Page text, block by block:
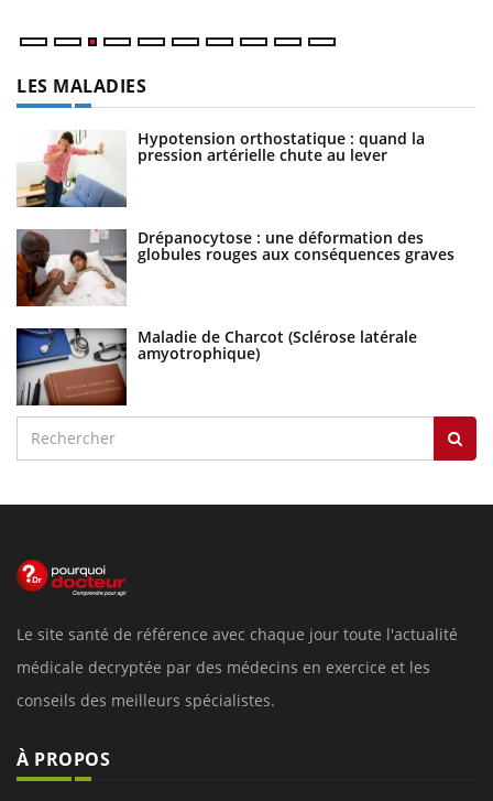
LES MALADIES
Hypotension orthostatique : quand la
pression artérielle chute au lever
Drépanocytose : une déformation des
globules rouges aux conséquences graves
Maladie de Charcot (Sclérose latérale
amyotrophique)
Le site santé de référence avec chaque jour toute l'actualité
médicale decryptée par des médecins en exercice et les
conseils des meilleurs spécialistes.
À PROPOS